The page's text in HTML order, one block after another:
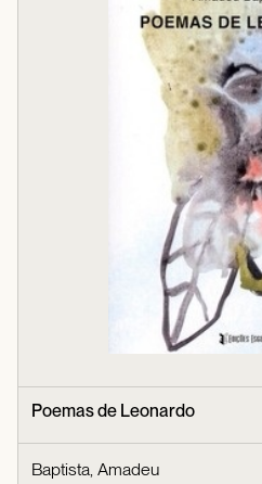
Poemas de Leonardo
Baptista, Amadeu